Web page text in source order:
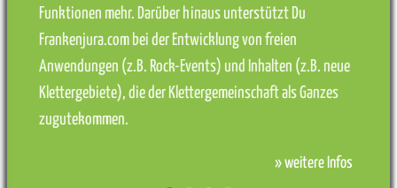
Funktionen mehr. Darüber hinaus unterstützt Du
Frankenjura.com bei der Entwicklung von freien
Anwendungen (z.B. Rock-Events) und Inhalten (z.B. neue
Klettergebiete), die der Klettergemeinschaft als Ganzes
zugutekommen.
» weitere Infos